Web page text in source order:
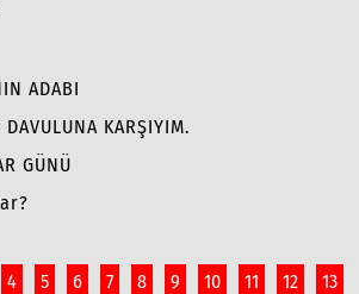
ADABI
KARŞIYIM.
GÜNÜ
4 5 6 7 8 9 10 11 12 13